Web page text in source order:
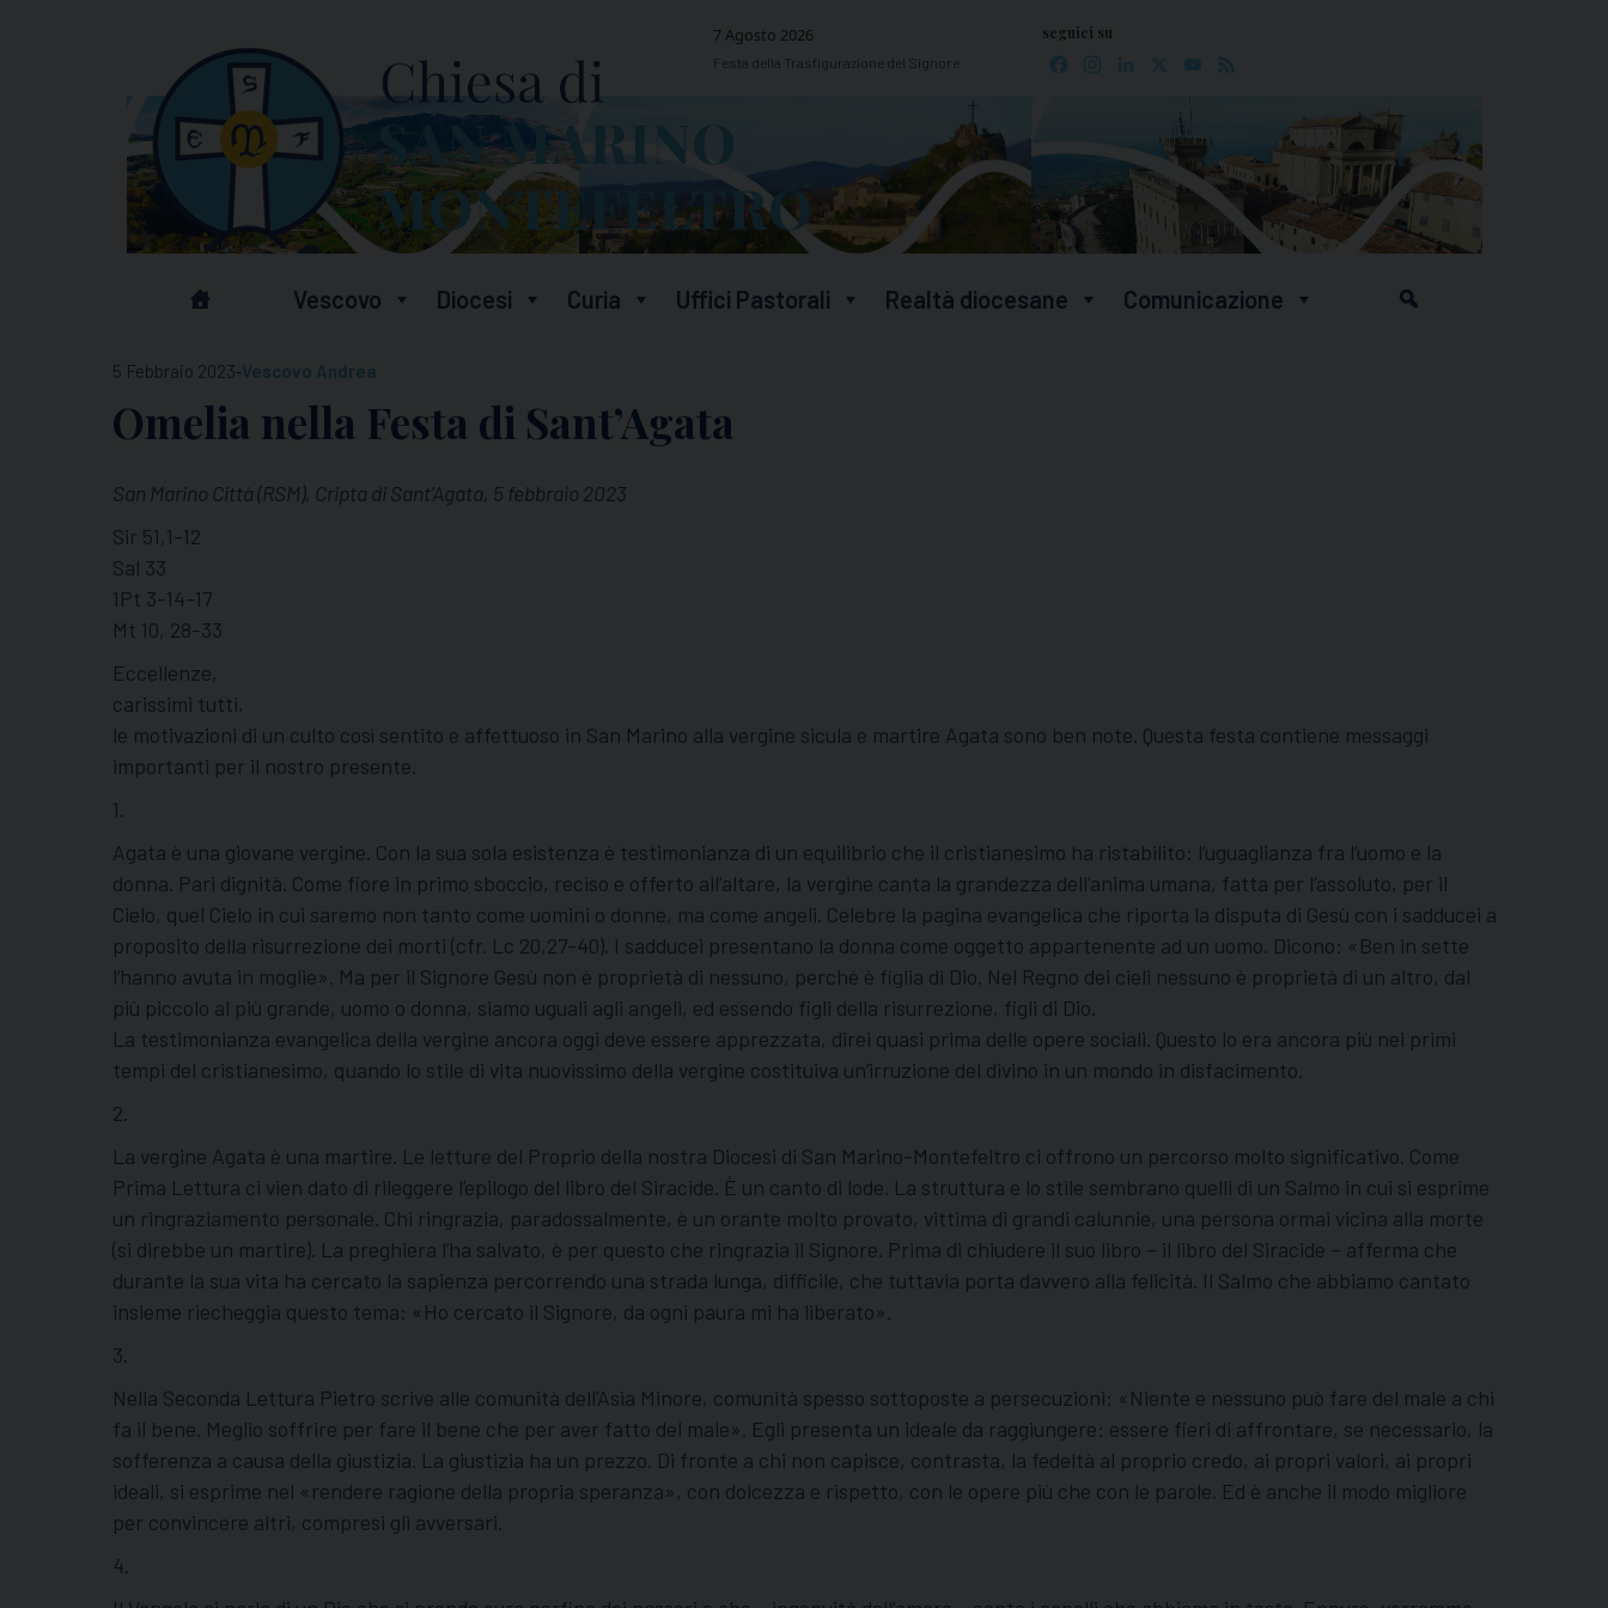
7 Agosto 2026
Festa della Trasfigurazione del Signore
seguici su
Facebook
Instagram
LinkedIn YouTube
Vescovo Diocesi Curia Uffici Pastorali Realtà diocesane Comunicazione
5 Febbraio 2023-Vescovo Andrea
Omelia nella Festa di Sant’Agata
San Marino Città (RSM), Cripta di Sant’Agata, 5 febbraio 2023
Sir 51,1-12
Sal 33
1Pt 3-14-17
Mt 10, 28-33
Eccellenze,
carissimi tutti,
le motivazioni di un culto così sentito e affettuoso in San Marino alla vergine sicula e martire Agata sono ben note. Questa festa contiene messaggi
importanti per il nostro presente.
1.
Agata è una giovane vergine. Con la sua sola esistenza è testimonianza di un equilibrio che il cristianesimo ha ristabilito: l’uguaglianza fra l’uomo e la
donna. Pari dignità. Come fiore in primo sboccio, reciso e offerto all’altare, la vergine canta la grandezza dell’anima umana, fatta per l’assoluto, per il
Cielo, quel Cielo in cui saremo non tanto come uomini o donne, ma come angeli. Celebre la pagina evangelica che riporta la disputa di Gesù con i sadducei a
proposito della risurrezione dei morti (cfr. Lc 20,27-40). I sadducei presentano la donna come oggetto appartenente ad un uomo. Dicono: «Ben in sette
l’hanno avuta in moglie». Ma per il Signore Gesù non è proprietà di nessuno, perché è figlia di Dio. Nel Regno dei cieli nessuno è proprietà di un altro, dal
più piccolo al più grande, uomo o donna, siamo uguali agli angeli, ed essendo figli della risurrezione, figli di Dio.
La testimonianza evangelica della vergine ancora oggi deve essere apprezzata, direi quasi prima delle opere sociali. Questo lo era ancora più nei primi
tempi del cristianesimo, quando lo stile di vita nuovissimo della vergine costituiva un’irruzione del divino in un mondo in disfacimento.
2.
La vergine Agata è una martire. Le letture del Proprio della nostra Diocesi di San Marino-Montefeltro ci offrono un percorso molto significativo. Come
Prima Lettura ci vien dato di rileggere l’epilogo del libro del Siracide. È un canto di lode. La struttura e lo stile sembrano quelli di un Salmo in cui si esprime
un ringraziamento personale. Chi ringrazia, paradossalmente, è un orante molto provato, vittima di grandi calunnie, una persona ormai vicina alla morte
(si direbbe un martire). La preghiera l’ha salvato, è per questo che ringrazia il Signore. Prima di chiudere il suo libro – il libro del Siracide – afferma che
durante la sua vita ha cercato la sapienza percorrendo una strada lunga, difficile, che tuttavia porta davvero alla felicità. Il Salmo che abbiamo cantato
insieme riecheggia questo tema: «Ho cercato il Signore, da ogni paura mi ha liberato».
3.
Nella Seconda Lettura Pietro scrive alle comunità dell’Asia Minore, comunità spesso sottoposte a persecuzioni: «Niente e nessuno può fare del male a chi
fa il bene. Meglio soffrire per fare il bene che per aver fatto del male». Egli presenta un ideale da raggiungere: essere fieri di affrontare, se necessario, la
sofferenza a causa della giustizia. La giustizia ha un prezzo. Di fronte a chi non capisce, contrasta, la fedeltà al proprio credo, ai propri valori, ai propri
ideali, si esprime nel «rendere ragione della propria speranza», con dolcezza e rispetto, con le opere più che con le parole. Ed è anche il modo migliore
per convincere altri, compresi gli avversari.
4.